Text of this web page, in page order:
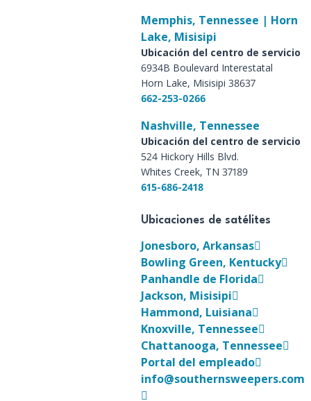
Memphis, Tennessee | Horn
Lake, Misisipi
Ubicación del centro de servicio
6934B Boulevard Interestatal
Horn Lake, Misisipi 38637
662-253-0266
Nashville, Tennessee
Ubicación del centro de servicio
524 Hickory Hills Blvd.
Whites Creek, TN 37189
615-686-2418
Ubicaciones de satélites
Jonesboro, Arkansas
Bowling Green, Kentucky
Panhandle de Florida
Jackson, Misisipi
Hammond, Luisiana
Knoxville, Tennessee
Chattanooga, Tennessee
Portal del empleado
info@southernsweepers.com